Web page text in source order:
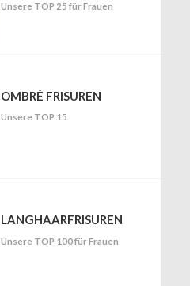
Unsere TOP 25 für Frauen
OMBRÉ FRISUREN
Unsere TOP 15
LANGHAARFRISUREN
Unsere TOP 100 für Frauen